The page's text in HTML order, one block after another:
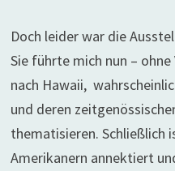
Doch leider war die
Sie führte mich nun –
nach Hawaii,
und deren
thematisieren. Schließlich
Amerikanern annektiert